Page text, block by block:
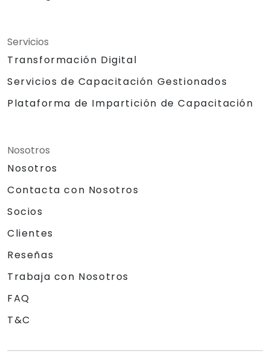
Servicios
Transformación Digital
Servicios de Capacitación Gestionados
Plataforma de Impartición de Capacitación
Nosotros
Nosotros
Contacta con Nosotros
Socios
Clientes
Reseñas
Trabaja con Nosotros
FAQ
T&C